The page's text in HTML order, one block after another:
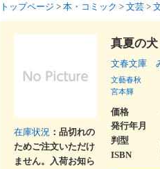
トップページ > 本・コミック > 文芸 >
在庫状況 ：品切れの
ためご注文いただけ
ません。入荷お知ら
真夏の犬
文春文庫
文藝春秋
宮本輝
価格
発行年月
判型
ISBN